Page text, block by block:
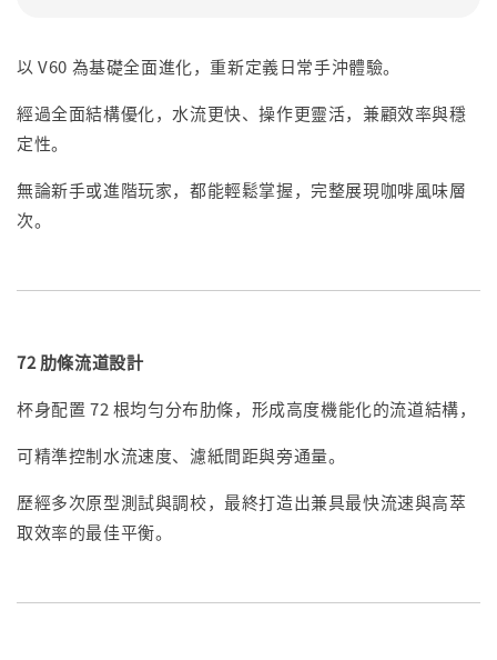
以 V60 為基礎全面進化，重新定義日常手沖體驗。
經過全面結構優化，水流更快、操作更靈活，兼顧效率與穩
定性。
無論新手或進階玩家，都能輕鬆掌握，完整展現咖啡風味層
次。
72 肋條流道設計
杯身配置 72 根均勻分布肋條，形成高度機能化的流道結構，
可精準控制水流速度、濾紙間距與旁通量。
歷經多次原型測試與調校，最終打造出兼具最快流速與高萃
取效率的最佳平衡。